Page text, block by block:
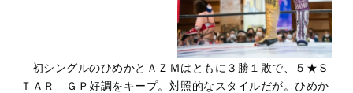
初シングルのひめかとＡＺＭはともに３勝１敗で、５★Ｓ
ＴＡＲ ＧＰ好調をキープ。対照的なスタイルだが。ひめか